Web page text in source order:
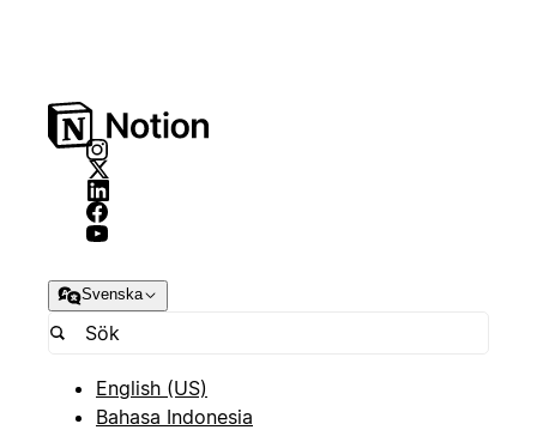
Svenska
English (US)
Bahasa Indonesia